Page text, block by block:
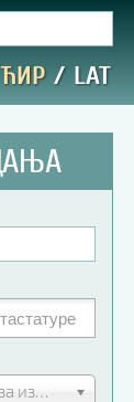
ЋИР / LAT
Кликните или додирните за избор